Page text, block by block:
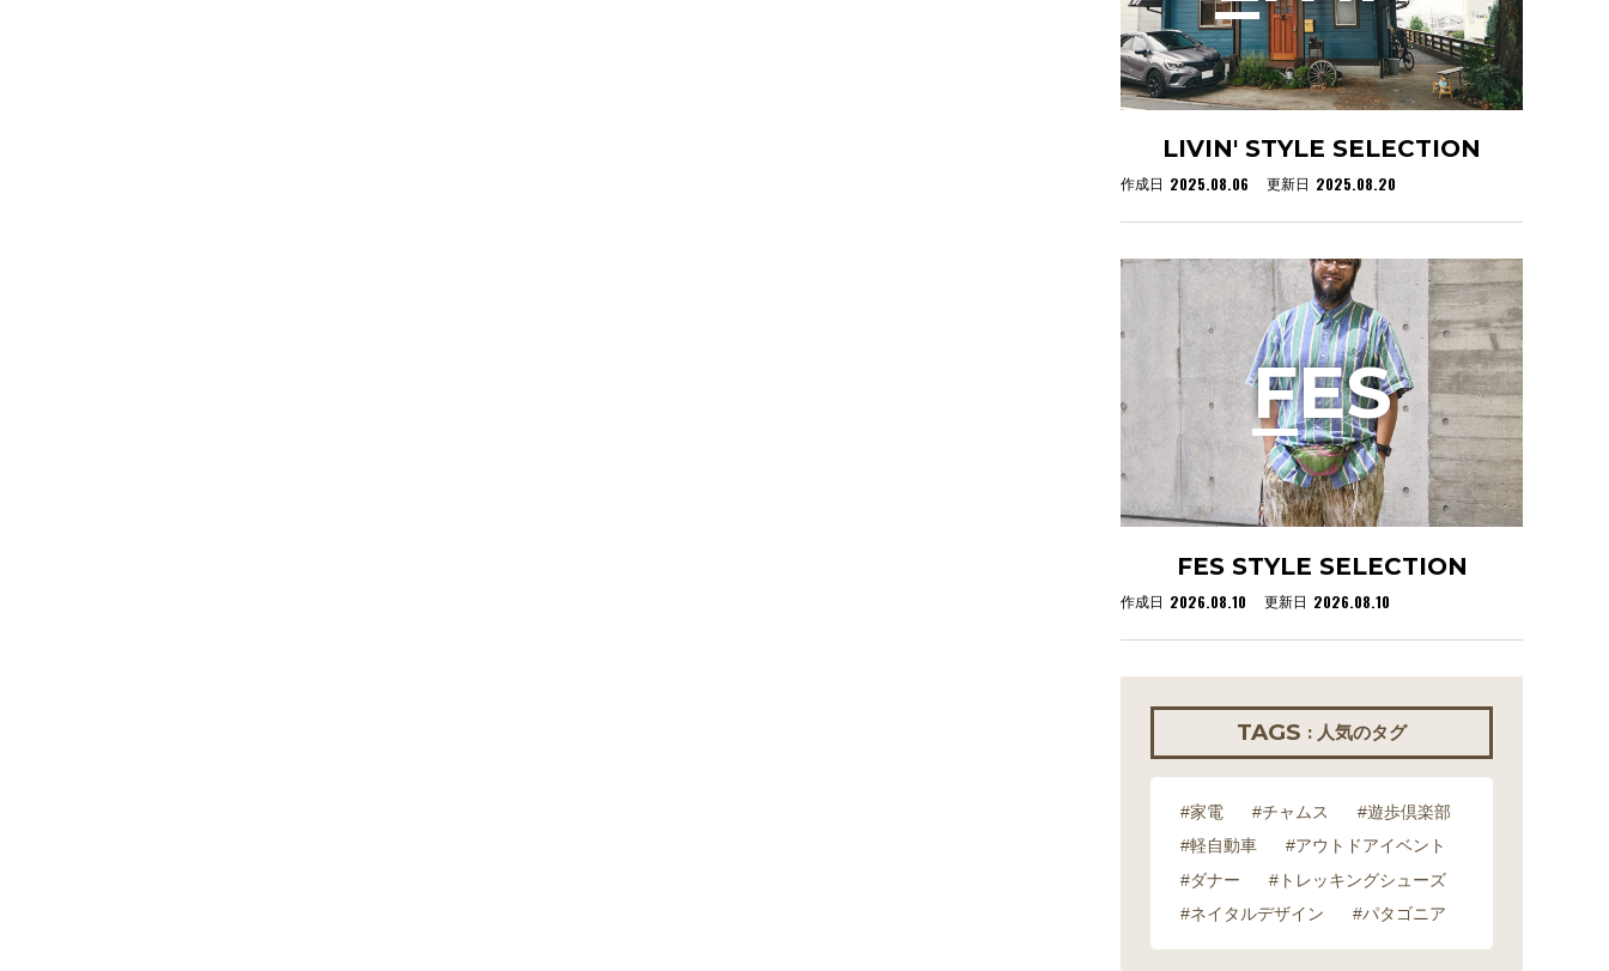
LIVIN' STYLE SELECTION
作成日 2025.08.06 更新日 2025.08.20
FES STYLE SELECTION
作成日 2026.08.10 更新日 2026.08.10
FES
TAGS : 人気のタグ
#家電 #チャムス
#遊歩倶楽部
#軽自動車
#アウトドアイベント
#ダナー
#トレッキングシューズ
#ネイタルデザイン
#パタゴニア